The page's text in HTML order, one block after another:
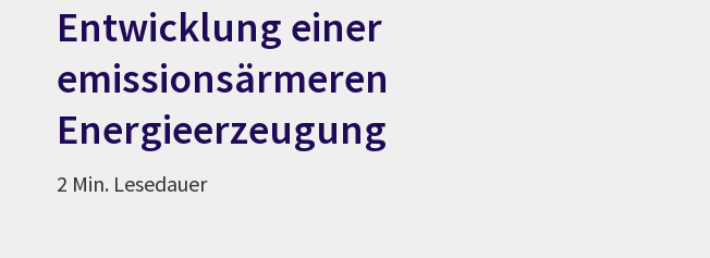
Entwicklung einer
emissionsärmeren
Energieerzeugung
2 Min. Lesedauer